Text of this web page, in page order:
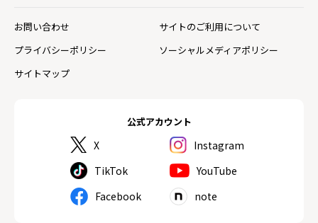
公式アカウント
X
Instagram
TikTok
YouTube
Facebook
note
お問い合わせ
サイトのご利用について
プライバシーポリシー
ソーシャルメディアポリシー
サイトマップ